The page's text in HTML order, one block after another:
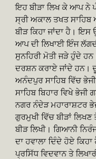
ਇਹ ਬੀੜਾ ਲਿਖ ਕੇ ਆਪ ਨੇ
ਸ੍ਰੀ ਅਕਾਲ ਤਖਤ
ਬੀੜ ਕਿਹਾ ਜਾਂਦਾ ਹੈ।
ਆਪ ਦੀ ਲਿਖਾਈ ਇੰਜ
ਸੁਨਹਿਰੀ ਮੋਤੀ ਜੜੇ ਹੁੰਦੇ
ਦਰਸ਼ਨ ਕਰਾਏ ਜਾਂਦੇ ਹਨ।
ਅਨੰਦਪੁਰ ਸਾਹਿਬ ਵਿੱਚ
ਸਾਹਿਬ ਬਿਹਾਰ ਵਿਖੇ
ਨਗਰ ਨੰਦੇੜ ਮਹਾਰਾਸ਼ਟਰ
ਗੁਰਮੁਖੀ ਵਿੱਚ ਬੀੜਾਂ
ਬੀੜ ਲਿਖੀ। ਗਿਆਨੀ
ਦਾ ਹਵਾਲਾ ਦਿੰਦੇ ਹੋਏ
ਪ੍ਰਸਿੱਧ ਵਿਦਵਾਨ ਤੇ